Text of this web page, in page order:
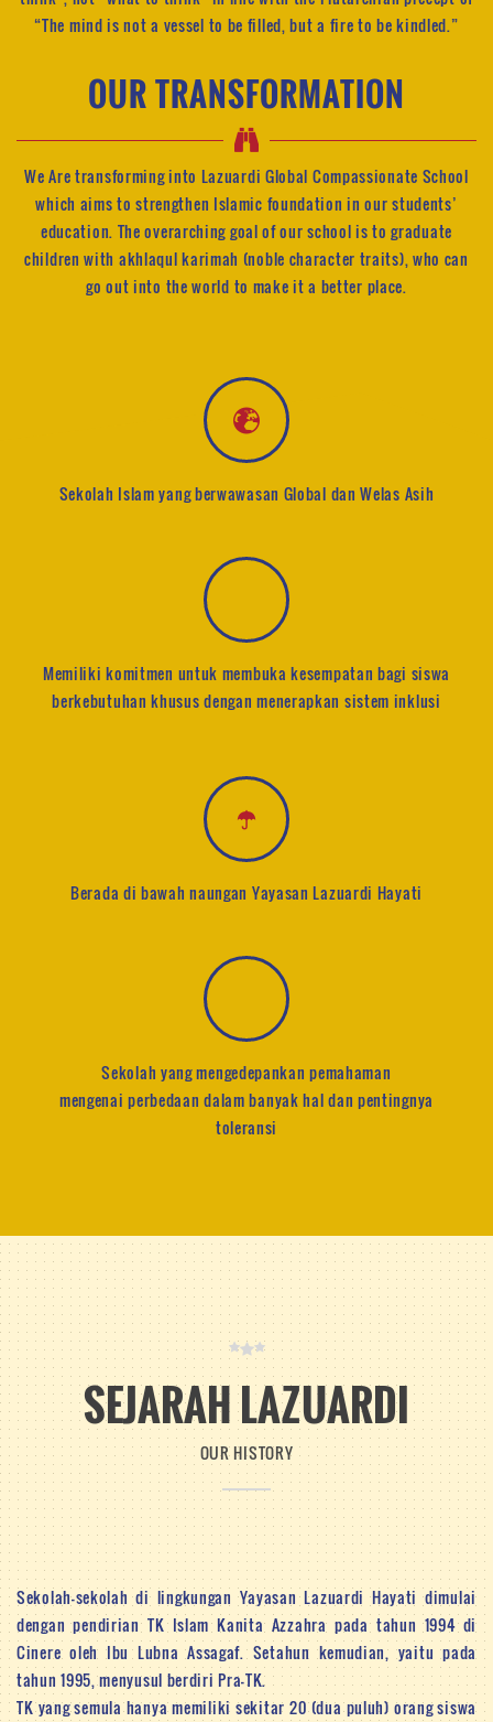
“The mind is not a vessel to be filled, but a fire to be kindled.”
OUR TRANSFORMATION
We Are transforming into Lazuardi Global Compassionate School
which aims to strengthen Islamic foundation in our students’
education. The overarching goal of our school is to graduate
children with akhlaqul karimah (noble character traits), who can
go out into the world to make it a better place.
Sekolah Islam yang berwawasan Global dan Welas Asih
Memiliki komitmen untuk membuka kesempatan bagi siswa
berkebutuhan khusus dengan menerapkan sistem inklusi
Berada di bawah naungan Yayasan Lazuardi Hayati
Sekolah yang mengedepankan pemahaman
mengenai perbedaan dalam banyak hal dan pentingnya
toleransi
SEJARAH LAZUARDI
OUR HISTORY
Sekolah-sekolah di lingkungan Yayasan Lazuardi Hayati dimulai
dengan pendirian TK Islam Kanita Azzahra pada tahun 1994 di
Cinere oleh Ibu Lubna Assagaf. Setahun kemudian, yaitu pada
tahun 1995, menyusul berdiri Pra-TK.
TK yang semula hanya memiliki sekitar 20 (dua puluh) orang siswa